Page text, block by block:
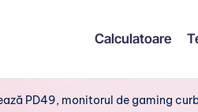
Calculatoare
PD49, monitorul de gaming